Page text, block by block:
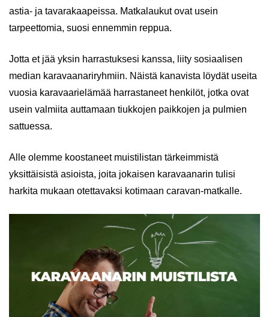
astia- ja tavarakaapeissa. Matkalaukut ovat usein
tarpeettomia, suosi ennemmin reppua.
Jotta et jää yksin harrastuksesi kanssa, liity sosiaalisen
median karavaanariryhmiin. Näistä kanavista löydät useita
vuosia karavaarielämää harrastaneet henkilöt, jotka ovat
usein valmiita auttamaan tiukkojen paikkojen ja pulmien
sattuessa.
Alle olemme koostaneet muistilistan tärkeimmistä
yksittäisistä asioista, joita jokaisen karavaanarin tulisi
harkita mukaan otettavaksi kotimaan caravan-matkalle.